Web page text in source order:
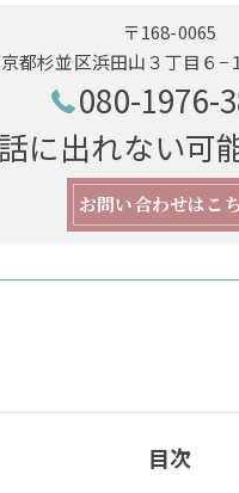
〒168-0065
都杉並区浜田山３丁目６−
080-1976-
に出れない可
お問い合わせはこ
目次